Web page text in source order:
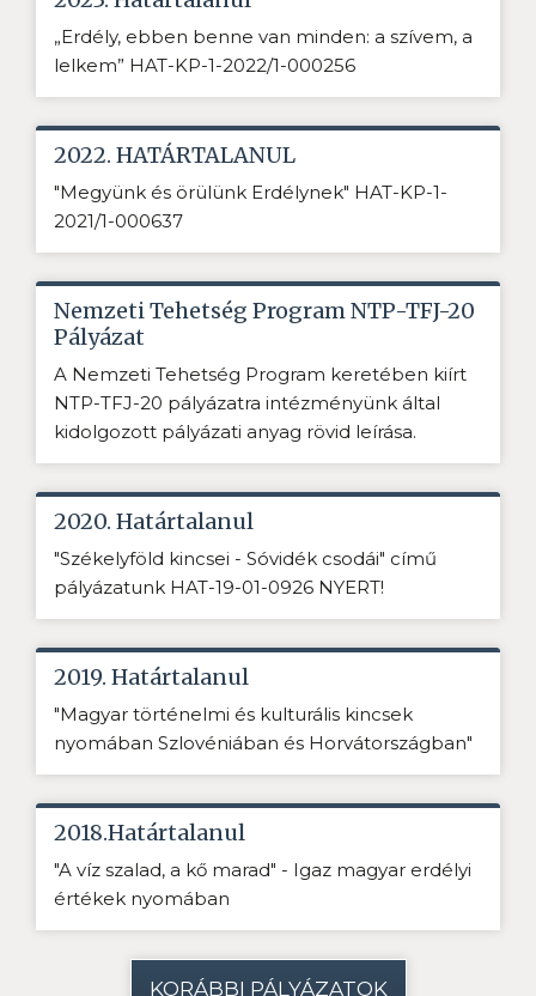
„Erdély, ebben benne van minden: a szívem, a
lelkem” HAT-KP-1-2022/1-000256
2022. HATÁRTALANUL
"Megyünk és örülünk Erdélynek" HAT-KP-1-
2021/1-000637
Nemzeti Tehetség Program NTP-TFJ-20
Pályázat
A Nemzeti Tehetség Program keretében kiírt
NTP-TFJ-20 pályázatra intézményünk által
kidolgozott pályázati anyag rövid leírása.
2020. Határtalanul
"Székelyföld kincsei - Sóvidék csodái" című
pályázatunk HAT-19-01-0926 NYERT!
2019. Határtalanul
"Magyar történelmi és kulturális kincsek
nyomában Szlovéniában és Horvátországban"
2018.Határtalanul
"A víz szalad, a kő marad" - Igaz magyar erdélyi
értékek nyomában
KORÁBBI PÁLYÁZATOK